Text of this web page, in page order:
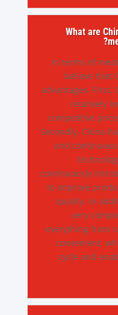
What are
In terms of
believe that
advantages. First,
relatively
competitive
Secondly, China
and
continuously
to improve
quality. In
very
everything from
convenient,
cycle and